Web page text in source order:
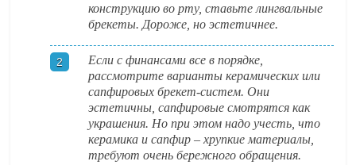
конструкцию во рту, ставьте лингвальные
брекеты. Дороже, но эстетичнее.
Если с финансами все в порядке,
рассмотрите варианты керамических или
сапфировых брекет-систем. Они
эстетичны, сапфировые смотрятся как
украшения. Но при этом надо учесть, что
керамика и сапфир – хрупкие материалы,
требуют очень бережного обращения.